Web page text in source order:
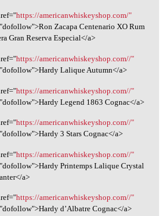
https://americanwhiskeyshop.com/"
Zacapa Centenario XO Rum
Gran Reserva Especial</a>
https://americanwhiskeyshop.com//"
Lalique Autumn</a>
https://americanwhiskeyshop.com//"
Legend 1863 Cognac</a>
https://americanwhiskeyshop.com//"
3 Stars Cognac</a>
https://americanwhiskeyshop.com//"
Printemps Lalique Crystal
a>
https://americanwhiskeyshop.com//"
d’Albatre Cognac</a>